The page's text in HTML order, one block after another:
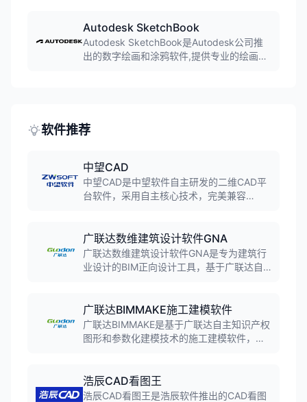
泛应用于电气设计和自动化控制领域。
Autodesk SketchBook
Autodesk SketchBook是Autodesk公司推
出的数字绘画和涂鸦软件,提供专业的绘画工
软件推荐
中望CAD
中望CAD是中望软件自主研发的二维CAD平
台软件，采用自主核心技术，完美兼容
口，广泛应用于机械、建筑、电子等工程设
计领域，是国产CAD软件的标杆产品。
广联达数维建筑设计软件GNA
广联达数维建筑设计软件GNA是专为建筑行
业设计的BIM正向设计工具，基于广联达自
意到施工图的全流程数字化设计。
广联达BIMMAKE施工建模软件
广联达BIMMAKE是基于广联达自主知识产权
图形和参数化建模技术的施工建模软件，聚
体排布等功能，实现一模多用。
浩辰CAD看图王
浩辰CAD看图王是浩辰软件推出的CAD看图